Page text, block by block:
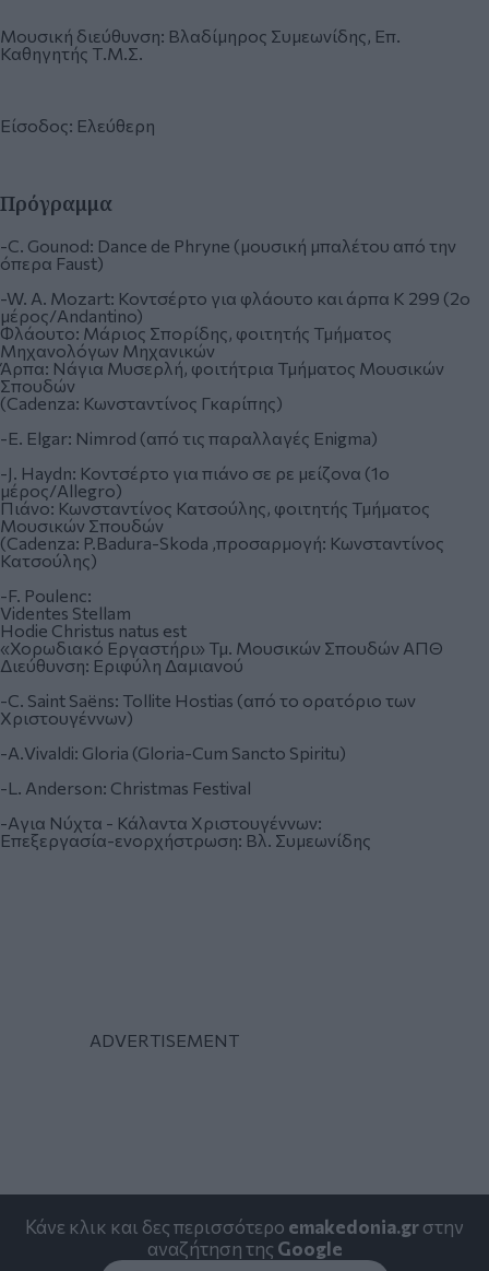
Μουσική διεύθυνση: Βλαδίμηρος Συμεωνίδης, Επ.
Καθηγητής Τ.Μ.Σ.
Είσοδος: Eλεύθερη
Πρόγραμμα
-C. Gounod: Dance de Phryne (μουσική μπαλέτου από την
όπερα Faust)
-W. A. Mozart: Κοντσέρτο για φλάουτο και άρπα K 299 (2ο
μέρος/Andantino)
Φλάουτο: Μάριος Σπορίδης, φοιτητής Τμήματος
Μηχανολόγων Μηχανικών
Άρπα: Νάγια Μυσερλή, φοιτήτρια Τμήματος Μουσικών
Σπουδών
(Cadenza: Κωνσταντίνος Γκαρίπης)
-Ε. Elgar: Nimrod (από τις παραλλαγές Enigma)
-J. Haydn: Κοντσέρτο για πιάνο σε ρε μείζονα (1ο
μέρος/Allegro)
Πιάνο: Κωνσταντίνος Κατσούλης, φοιτητής Τμήματος
Μουσικών Σπουδών
(Cadenza: P.Badura-Skoda ,προσαρμογή: Κωνσταντίνος
Κατσούλης)
-F. Poulenc:
Videntes Stellam
Hodie Christus natus est
«Χορωδιακό Εργαστήρι» Τμ. Μουσικών Σπουδών ΑΠΘ
Διεύθυνση: Εριφύλη Δαμιανού
-C. Saint Saëns: Tollite Hostias (από το ορατόριο των
Χριστουγέννων)
-Α.Vivaldi: Gloria (Gloria-Cum Sancto Spiritu)
-L. Anderson: Christmas Festival
-Aγια Νύχτα - Κάλαντα Χριστουγέννων:
Επεξεργασία-ενορχήστρωση: Βλ. Συμεωνίδης
Κάνε κλικ και δες περισσότερο emakedonia.grστην
αναζήτηση της Google